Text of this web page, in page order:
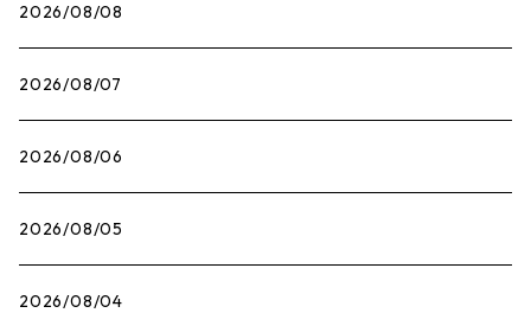
2026/08/08
2026/08/07
2026/08/06
2026/08/05
2026/08/04